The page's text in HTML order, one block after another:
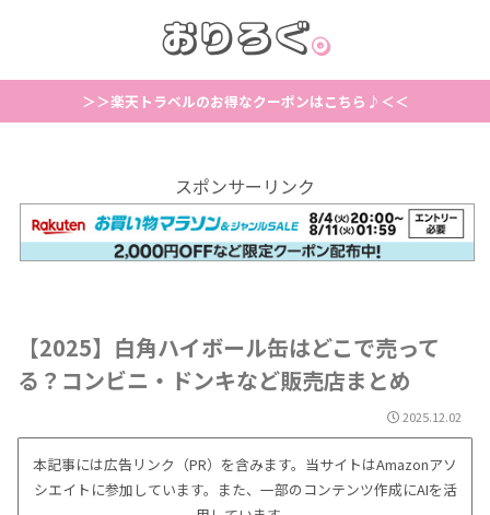
＞＞楽天トラベルのお得なクーポンはこちら♪＜＜
スポンサーリンク
【2025】白角ハイボール缶はどこで売って
る？コンビニ・ドンキなど販売店まとめ
2025.12.02
本記事には広告リンク（PR）を含みます。当サイトはAmazonアソ
シエイトに参加しています。また、一部のコンテンツ作成にAIを活